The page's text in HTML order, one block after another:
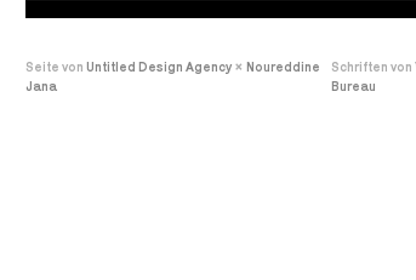
Seite von Untitled Design Agency× Noureddine
Jana
Schriften von
Bureau